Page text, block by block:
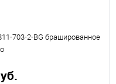
703-2-BG брашированное